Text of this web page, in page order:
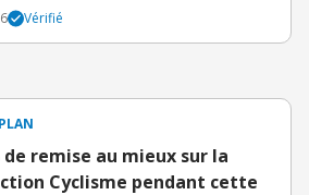
Vérifié
de remise au mieux sur la
Cyclisme pendant cette